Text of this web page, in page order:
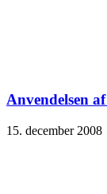
Anvendelsen
15. december 2008